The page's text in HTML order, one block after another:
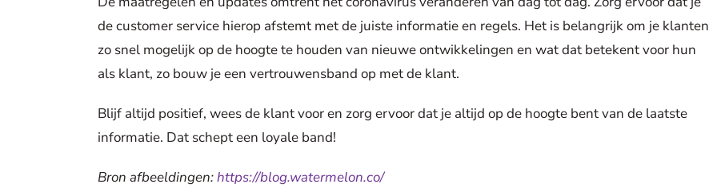
de customer service hierop afstemt met de juiste informatie en regels. Het is belangrijk om je klanten
zo snel mogelijk op de hoogte te houden van nieuwe ontwikkelingen en wat dat betekent voor hun
als klant, zo bouw je een vertrouwensband op met de klant.
Blijf altijd positief, wees de klant voor en zorg ervoor dat je altijd op de hoogte bent van de laatste
informatie. Dat schept een loyale band!
Bron afbeeldingen:https://blog.watermelon.co/